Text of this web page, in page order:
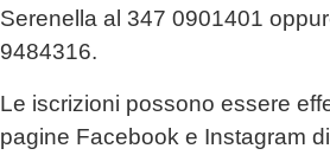
Serenella al 347 0901401
9484316.
Le iscrizioni possono essere
pagine Facebook e Instagram